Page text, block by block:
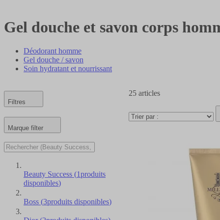
Gel douche et savon corps
Déodorant homme
Gel douche / savon
Soin hydratant et nourrissant
Filtres
Marque filter
Beauty Success (1produits
disponibles)
Boss (3produits disponibles)
25 articles